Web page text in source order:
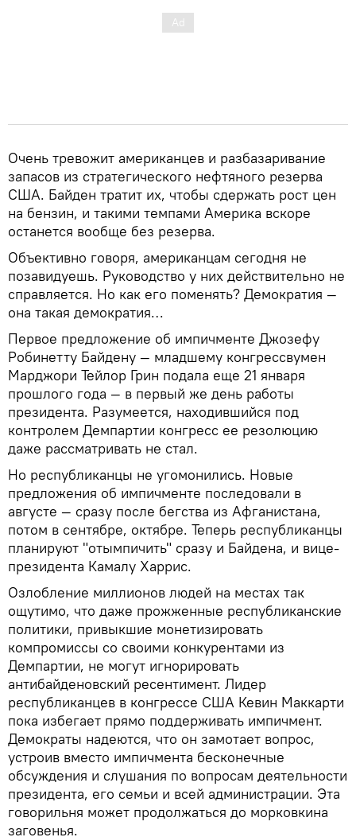
Очень тревожит американцев и разбазаривание
запасов из стратегического нефтяного резерва
США. Байден тратит их, чтобы сдержать рост цен
на бензин, и такими темпами Америка вскоре
останется вообще без резерва.
Объективно говоря, американцам сегодня не
позавидуешь. Руководство у них действительно не
справляется. Но как его поменять? Демократия —
она такая демократия…
Первое предложение об импичменте Джозефу
Робинетту Байдену — младшему конгрессвумен
Марджори Тейлор Грин подала еще 21 января
прошлого года — в первый же день работы
президента. Разумеется, находившийся под
контролем Демпартии конгресс ее резолюцию
даже рассматривать не стал.
Но республиканцы не угомонились. Новые
предложения об импичменте последовали в
августе — сразу после бегства из Афганистана,
потом в сентябре, октябре. Теперь республиканцы
планируют "отымпичить" сразу и Байдена, и вице-
президента Камалу Харрис.
Озлобление миллионов людей на местах так
ощутимо, что даже прожженные республиканские
политики, привыкшие монетизировать
компромиссы со своими конкурентами из
Демпартии, не могут игнорировать
антибайденовский ресентимент. Лидер
республиканцев в конгрессе США Кевин Маккарти
пока избегает прямо поддерживать импичмент.
Демократы надеются, что он замотает вопрос,
устроив вместо импичмента бесконечные
обсуждения и слушания по вопросам деятельности
президента, его семьи и всей администрации. Эта
говорильня может продолжаться до морковкина
заговенья.